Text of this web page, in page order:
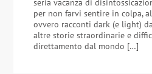
seria vacanza di
per non farvi sentire in colpa,
ovvero racconti dark (e light)
altre storie straordinarie e
direttamento dal mondo […]